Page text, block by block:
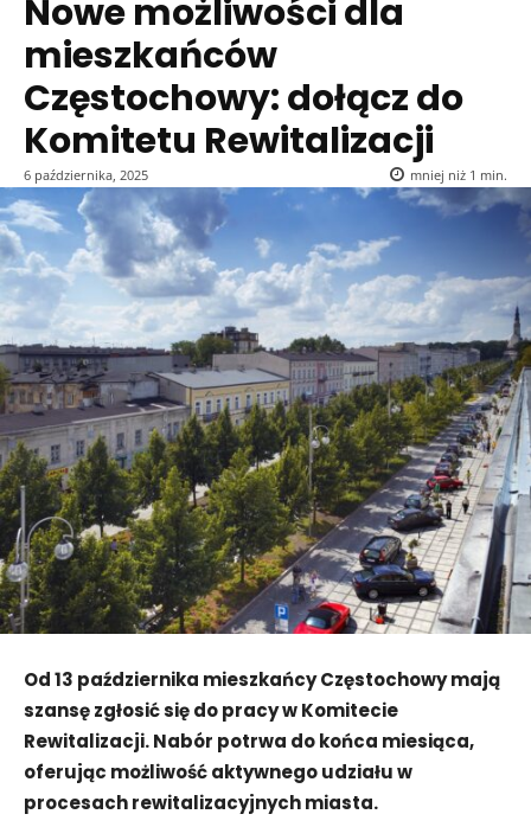
Nowe możliwości dla
mieszkańców
Częstochowy: dołącz do
Komitetu Rewitalizacji
6 października, 2025 mniej niż 1 min.
Od 13 października mieszkańcy Częstochowy mają
szansę zgłosić się do pracy w Komitecie
Rewitalizacji. Nabór potrwa do końca miesiąca,
oferując możliwość aktywnego udziału w
procesach rewitalizacyjnych miasta.